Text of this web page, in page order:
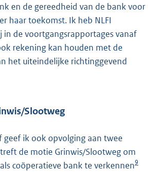
en de gereedheid van de bank voor
haar toekomst. Ik heb NLFI
in de voortgangsrapportages vanaf
rekening kan houden met de
het uiteindelijke richtinggevend
Slootweg
geef ik ook opvolging aan twee
de motie Grinwis/Slootweg om
coöperatieve bank te verkennen9